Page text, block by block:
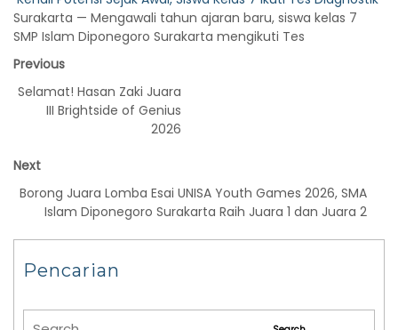
Surakarta — Mengawali tahun ajaran baru, siswa kelas 7
SMP Islam Diponegoro Surakarta mengikuti Tes
Previous
Selamat! Hasan Zaki Juara
III Brightside of Genius
2026
Next
Borong Juara Lomba Esai UNISA Youth Games 2026, SMA
Islam Diponegoro Surakarta Raih Juara 1 dan Juara 2
Pencarian